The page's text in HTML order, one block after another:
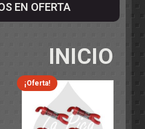
EN OFERTA
INICIO
¡Oferta!